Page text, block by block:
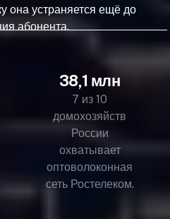
она устраняется ещё до
абонента.
38,1 млн
7 из 10
домохозяйств
России
охватывает
оптоволоконная
сеть Ростелеком.